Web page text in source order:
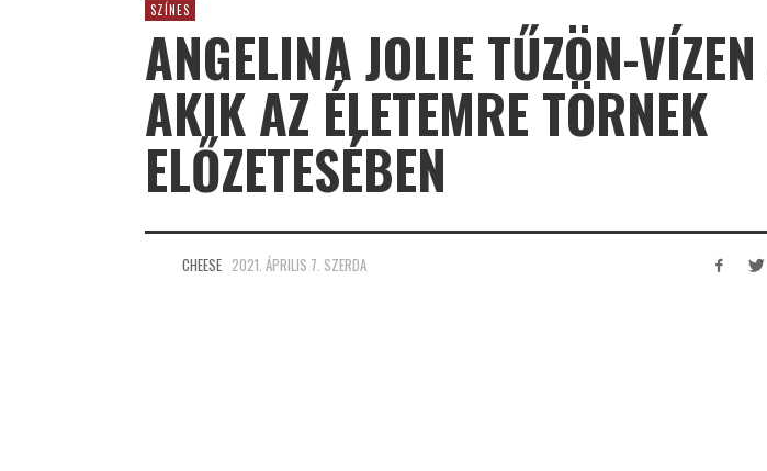
SZÍNES
ANGELINA JOLIE TŰZÖN-
AKIK AZ ÉLETEMRE TÖRNEK
ELŐZETESÉBEN
CHEESE 2021. ÁPRILIS 7. SZERDA